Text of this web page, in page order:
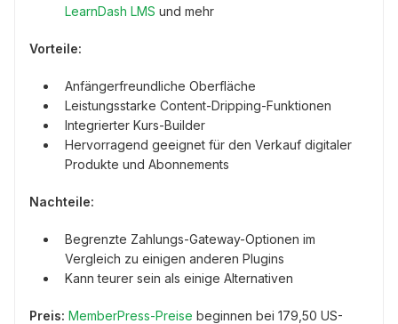
LearnDash LMS und mehr
Vorteile:
Anfängerfreundliche Oberfläche
Leistungsstarke Content-Dripping-Funktionen
Integrierter Kurs-Builder
Hervorragend geeignet für den Verkauf digitaler
Produkte und Abonnements
Nachteile:
Begrenzte Zahlungs-Gateway-Optionen im
Vergleich zu einigen anderen Plugins
Kann teurer sein als einige Alternativen
Preis: MemberPress-Preise beginnen bei 179,50 US-